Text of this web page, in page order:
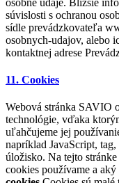
súvislosti s ochranou
sídle prevádzkovateľa
osobnych-udajov, alebo
kontaktnej adrese
11. Cookies
Webová stránka SAVIO
technológie, vďaka
uľahčujeme jej
napríklad JavaScript,
úložisko. Na tejto
cookies používame a